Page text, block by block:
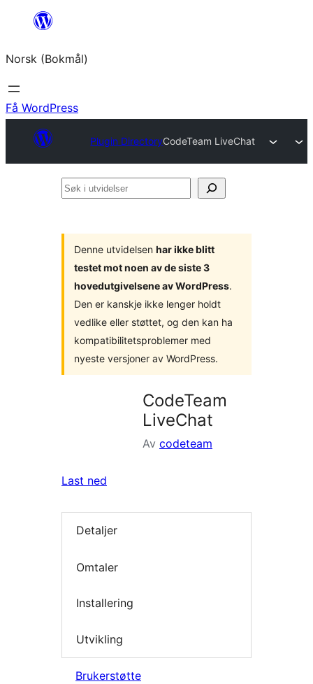
Hopp
innhold
Norsk (Bokmål)
Få WordPress
Plugin DirectoryCodeTeam LiveChat
Søk
Denne utvidelsen har ikke blitt
testet mot noen av de siste 3
hovedutgivelsene av WordPress.
Den er kanskje ikke lenger holdt
vedlike eller støttet, og den kan ha
kompatibilitetsproblemer med
nyeste versjoner av WordPress.
CodeTeam
LiveChat
Av codeteam
Last ned
Detaljer
Omtaler
Installering
Utvikling
Brukerstøtte